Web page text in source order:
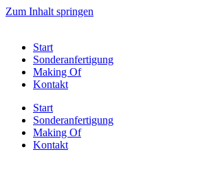
Zum Inhalt springen
Start
Sonderanfertigung
Making Of
Kontakt
Start
Sonderanfertigung
Making Of
Kontakt